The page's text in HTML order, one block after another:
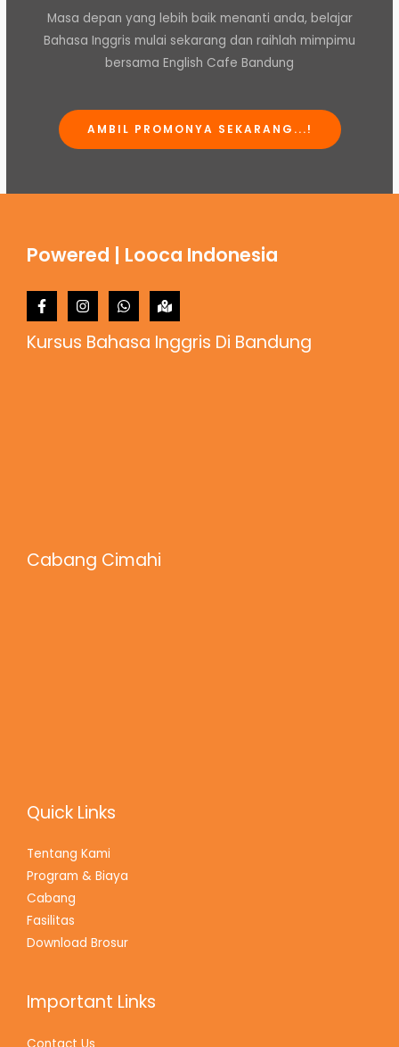
Masa depan yang lebih baik menanti anda, belajar
Bahasa Inggris mulai sekarang dan raihlah mimpimu
bersama English Cafe Bandung
AMBIL PROMONYA SEKARANG...!
Powered | Looca Indonesia
Kursus Bahasa Inggris Di Bandung
Cabang Cimahi
Quick Links
Tentang Kami
Program & Biaya
Cabang
Fasilitas
Download Brosur
Important Links
Contact Us